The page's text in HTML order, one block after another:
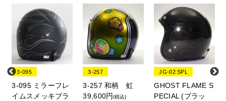
3-095
3-095 ミラーフレ
イムスメッキブラ
3-257
3-257 和柄 虹
39,600円(税込)
JG-02 SPL
GHOST FLAME S
PECIAL (ブラッ